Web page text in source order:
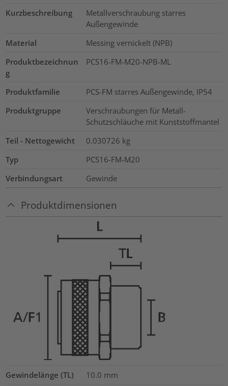
Kurzbeschreibung
Metallverschraubung starres
Außengewinde
Material
Messing vernickelt (NPB)
Produktbezeichnun
g
PCS16-FM-M20-NPB-ML
Produktfamilie
PCS-FM starres Außengewinde, IP54
Produktgruppe
Verschraubungen für Metall-
Schutzschläuche mit Kunststoffmantel
Teil - Nettogewicht
0.030726 kg
Typ
PCS16-FM-M20
Verbindungsart
Gewinde
Produktdimensionen
Gewindelänge (TL) 10.0 mm